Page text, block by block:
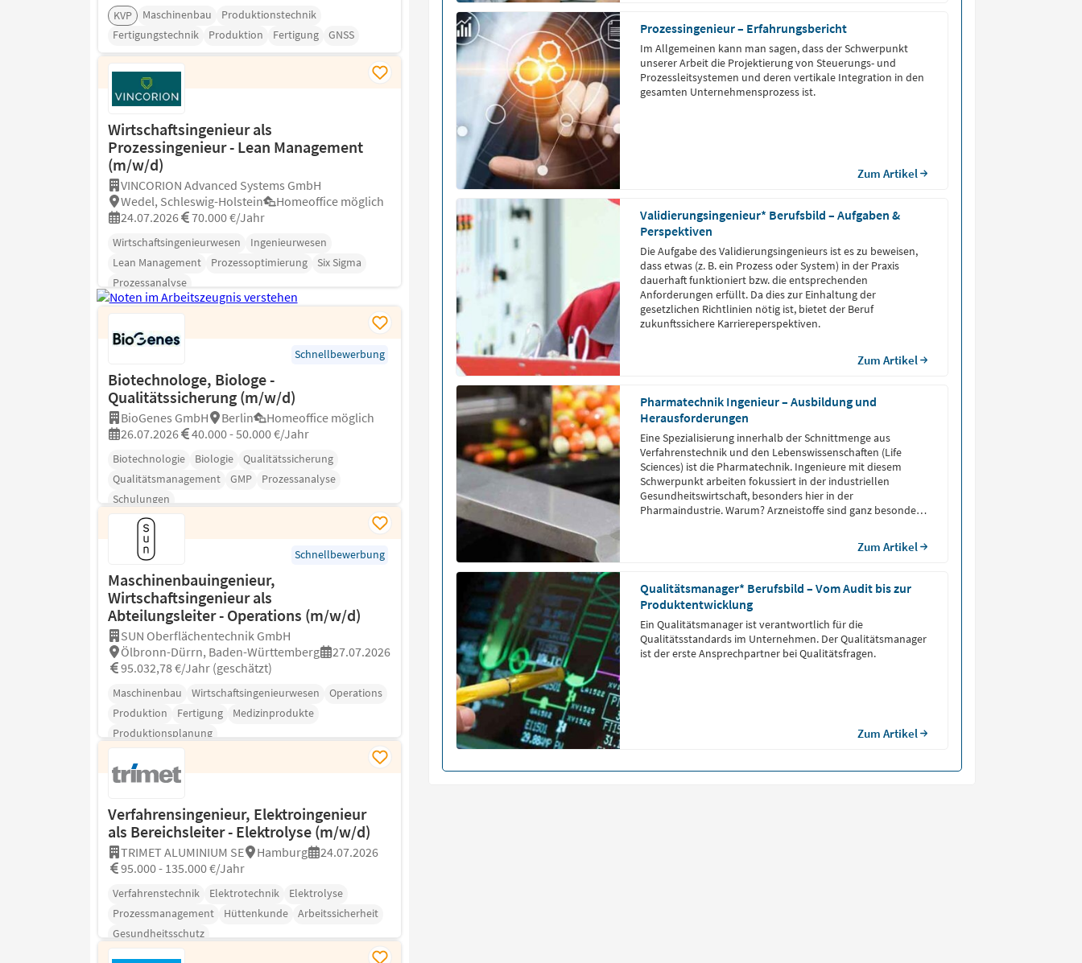
KVP Maschinenbau
Produktionstechnik
Fertigungstechnik
Produktion Fertigung GNSS
Wirtschaftsingenieur als
Prozessingenieur - Lean Management
(m/w/d)
VINCORION Advanced Systems GmbH
Wedel, Schleswig-Holstein
Homeoffice möglich
24.07.2026
70.000 €/Jahr
Wirtschaftsingenieurwesen
Ingenieurwesen
Lean Management
Prozessoptimierung
Six Sigma
Prozessanalyse
Schnellbewerbung
Biotechnologe, Biologe -
Qualitätssicherung (m/w/d)
BioGenes GmbH Berlin
Homeoffice möglich
26.07.2026
40.000 - 50.000 €/Jahr
Biotechnologie Biologie
Qualitätssicherung
Qualitätsmanagement
GMP
Prozessanalyse
Schulungen
Schnellbewerbung
Maschinenbauingenieur,
Wirtschaftsingenieur als
Abteilungsleiter - Operations (m/w/d)
SUN Oberflächentechnik GmbH
Ölbronn-Dürrn, Baden-Württemberg
27.07.2026
95.032,78 €/Jahr (geschätzt)
Maschinenbau Wirtschaftsingenieurwesen
Operations
Produktion
Fertigung
Medizinprodukte
Produktionsplanung
Verfahrensingenieur, Elektroingenieur
als Bereichsleiter - Elektrolyse (m/w/d)
TRIMET ALUMINIUM SE Hamburg
24.07.2026
95.000 - 135.000 €/Jahr
Verfahrenstechnik Elektrotechnik
Elektrolyse
Prozessmanagement
Hüttenkunde
Arbeitssicherheit
Gesundheitsschutz
Prozessingenieur – Erfahrungsbericht
Im Allgemeinen kann man sagen, dass der Schwerpunkt
unserer Arbeit die Projektierung von Steuerungs- und
Prozessleitsystemen und deren vertikale Integration in den
gesamten Unternehmensprozess ist.
Zum Artikel
Validierungsingenieur* Berufsbild – Aufgaben &
Perspektiven
Die Aufgabe des Validierungsingenieurs ist es zu beweisen,
dass etwas (z. B. ein Prozess oder System) in der Praxis
dauerhaft funktioniert bzw. die entsprechenden
Anforderungen erfüllt. Da dies zur Einhaltung der
gesetzlichen Richtlinien nötig ist, bietet der Beruf
zukunftssichere Karriereperspektiven.
Zum Artikel
Pharmatechnik Ingenieur – Ausbildung und
Herausforderungen
Eine Spezialisierung innerhalb der Schnittmenge aus
Verfahrenstechnik und den Lebenswissenschaften (Life
Sciences) ist die Pharmatechnik. Ingenieure mit diesem
Schwerpunkt arbeiten fokussiert in der industriellen
Gesundheitswirtschaft, besonders hier in der
Pharmaindustrie. Warum? Arzneistoffe sind ganz besondere
Zum Artikel
Qualitätsmanager* Berufsbild – Vom Audit bis zur
Produktentwicklung
Ein Qualitätsmanager ist verantwortlich für die
Qualitätsstandards im Unternehmen. Der Qualitätsmanager
ist der erste Ansprechpartner bei Qualitätsfragen.
Zum Artikel